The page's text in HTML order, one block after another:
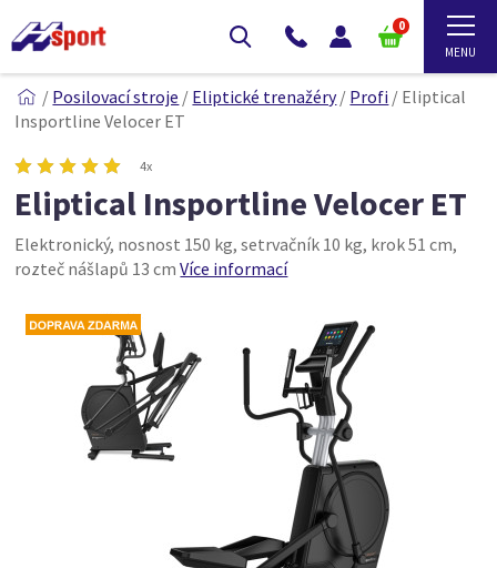
0
/ Posilovací stroje / Eliptické trenažéry/ Profi / Eliptical
Insportline Velocer ET
4x
Eliptical Insportline Velocer ET
Elektronický, nosnost 150 kg, setrvačník 10 kg, krok 51 cm,
rozteč nášlapů 13 cmVíce informací